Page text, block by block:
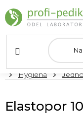
na
obsah
DomůHygiena
Elastopor